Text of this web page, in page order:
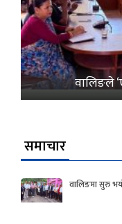
वालिङले
समाचार
वालिङमा सुरु